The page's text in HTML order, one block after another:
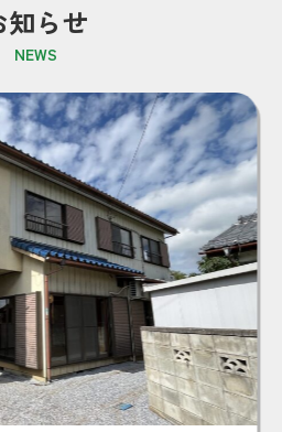
知らせ
NEWS